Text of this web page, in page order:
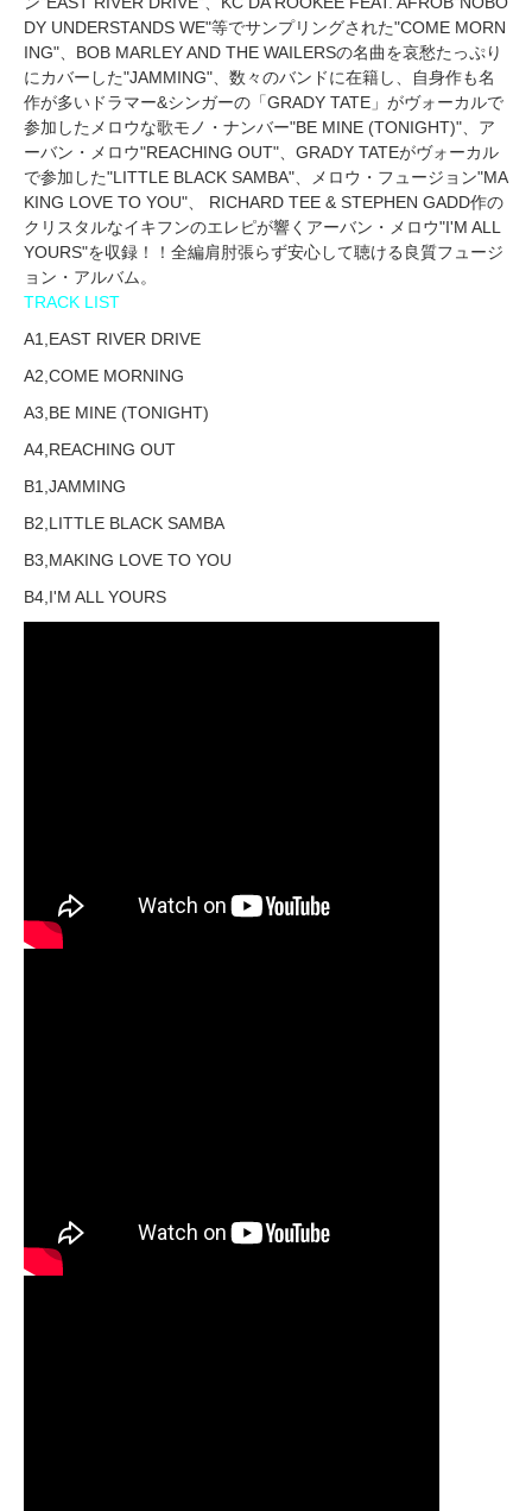
DY UNDERSTANDS WE"等でサンプリングされた"COME MORN
ING"、BOB MARLEY AND THE WAILERSの名曲を哀愁たっぷり
にカバーした"JAMMING"、数々のバンドに在籍し、自身作も名
作が多いドラマー&シンガーの「GRADY TATE」がヴォーカルで
参加したメロウな歌モノ・ナンバー"BE MINE (TONIGHT)"、ア
ーバン・メロウ"REACHING OUT"、GRADY TATEがヴォーカル
で参加した"LITTLE BLACK SAMBA"、メロウ・フュージョン"MA
KING LOVE TO YOU"、 RICHARD TEE & STEPHEN GADD作の
クリスタルなイキフンのエレピが響くアーバン・メロウ"I'M ALL
YOURS"を収録！！全編肩肘張らず安心して聴ける良質フュージ
ョン・アルバム。
TRACK LIST
A1,EAST RIVER DRIVE
A2,COME MORNING
A3,BE MINE (TONIGHT)
A4,REACHING OUT
B1,JAMMING
B2,LITTLE BLACK SAMBA
B3,MAKING LOVE TO YOU
B4,I'M ALL YOURS